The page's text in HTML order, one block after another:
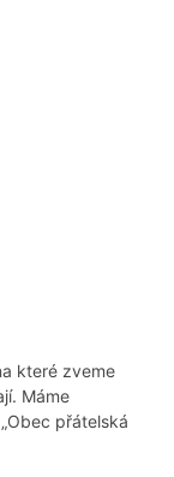
které zveme
Máme
přátelská